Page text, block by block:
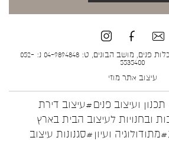
הילית קרש עיצוב ואדריכלות פנים, מושב הבונים, ט: 04-9894848 נ: 052-
5535400
עיצוב אתר מוזי
ועיצוב פנים#עיצוב דירת
ובחנויות לעיצוב הבית בארץ
#מתודולוגיה ועיון #סגנונות עיצוב